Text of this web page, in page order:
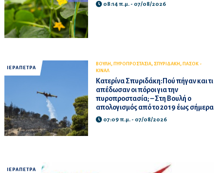
08:14 π.μ. - 07/08/2026
ΙΕΡΑΠΕΤΡΑ
ΒΟΥΛΗ , ΠΥΡΟΠΡΟΣΤΑΣΙΑ, ΣΠΥΡΙΔΑΚΗ , ΠΑΣΟΚ -
ΚΙΝΑΛ
Κατερίνα Σπυριδάκη:Πού πήγαν και τι
απέδωσαν οι πόροι για την
πυροπροστασία; – Στη Βουλή ο
απολογισμός από το 2019 έως σήμερα
07:09 π.μ. - 07/08/2026
ΙΕΡΑΠΕΤΡΑ